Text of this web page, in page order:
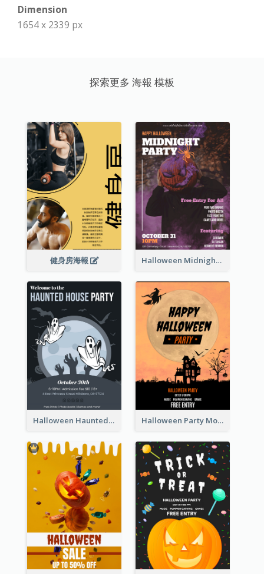
Dimension
1654 x 2339 px
探索更多 海報 模板
健身房海報 Halloween Midnight Party Poster
Halloween Haunted House Party Poster Halloween Party Moon Photo Poster